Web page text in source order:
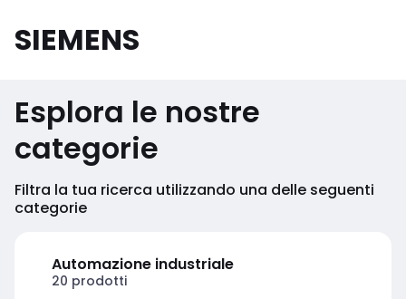
SIEMENS
Esplora le nostre
categorie
Filtra la tua ricerca utilizzando una delle seguenti
categorie
Automazione industriale
20 prodotti